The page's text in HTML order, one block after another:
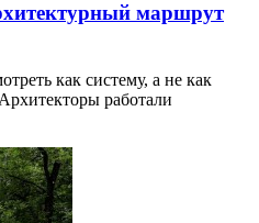
маршрут
как систему, а не как
работали